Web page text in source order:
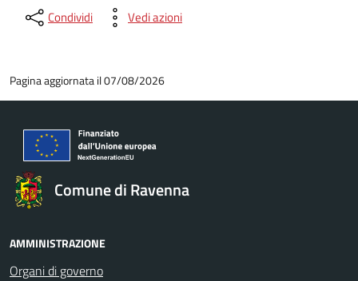
Condividi Vedi azioni
Pagina aggiornata il 07/08/2026
Comune di Ravenna
AMMINISTRAZIONE
Organi di governo